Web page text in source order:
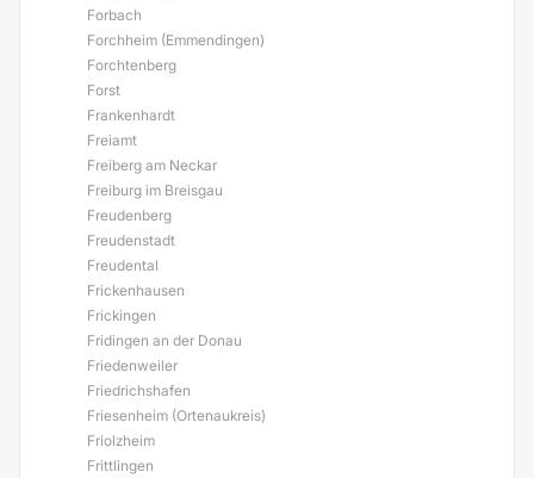
Forbach
Forchheim (Emmendingen)
Forchtenberg
Forst
Frankenhardt
Freiamt
Freiberg am Neckar
Freiburg im Breisgau
Freudenberg
Freudenstadt
Freudental
Frickenhausen
Frickingen
Fridingen an der Donau
Friedenweiler
Friedrichshafen
Friesenheim (Ortenaukreis)
Friolzheim
Frittlingen